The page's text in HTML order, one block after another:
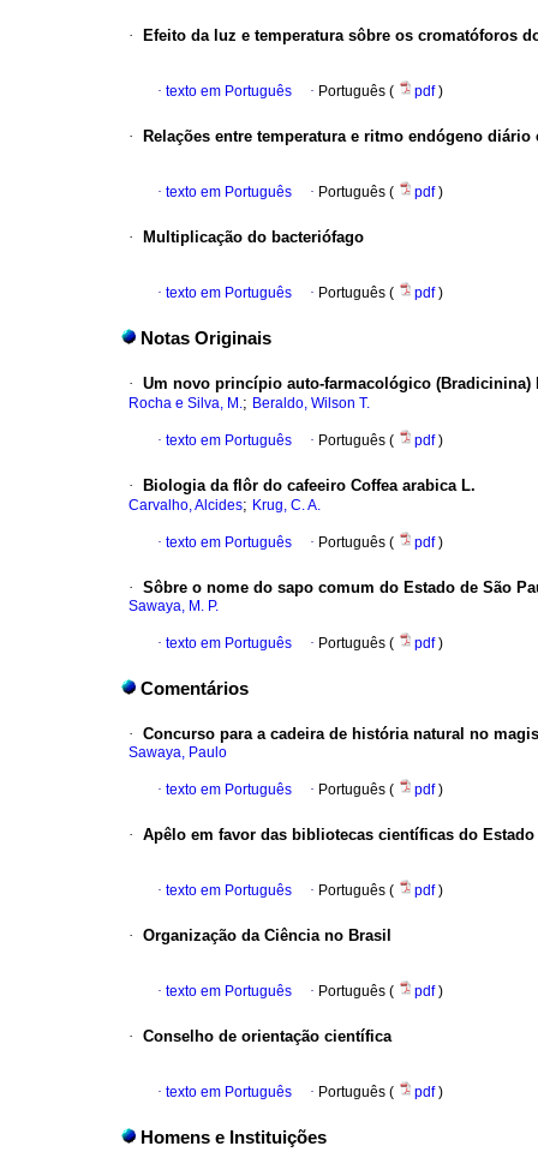
· Efeito da luz e temperatura sôbre os cromatóforos
· texto em Português · Português ( pdf)
· Relações entre temperatura e ritmo endógeno
· texto em Português · Português ( pdf)
· Multiplicação do bacteriófago
· texto em Português · Português ( pdf)
Notas Originais
· Um novo princípio auto-farmacológico
Rocha e Silva, M.; Beraldo, Wilson T.
· texto em Português · Português ( pdf)
· Biologia da flôr do cafeeiro Coffea arabica L.
Carvalho, Alcides; Krug, C. A.
· texto em Português · Português ( pdf)
· Sôbre o nome do sapo comum do Estado de São
Sawaya, M. P.
· texto em Português · Português ( pdf)
Comentários
· Concurso para a cadeira de história natural no
Sawaya, Paulo
· texto em Português · Português ( pdf)
· Apêlo em favor das bibliotecas científicas do Estado
· texto em Português · Português ( pdf)
· Organização da Ciência no Brasil
· texto em Português · Português ( pdf)
· Conselho de orientação científica
· texto em Português · Português ( pdf)
Homens e Instituições